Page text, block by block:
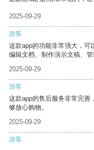
2025-09-29
游客
这款app的功能非常强大，可
编辑文档、制作演示文稿、管
2025-09-29
游客
这款app的售后服务非常完善
够放心购物。
2025-09-29
游客